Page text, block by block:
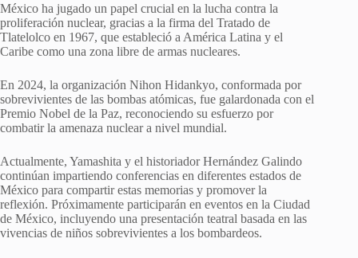
México ha jugado un papel crucial en la lucha contra la
proliferación nuclear, gracias a la firma del Tratado de
Tlatelolco en 1967, que estableció a América Latina y el
Caribe como una zona libre de armas nucleares.
En 2024, la organización Nihon Hidankyo, conformada por
sobrevivientes de las bombas atómicas, fue galardonada con el
Premio Nobel de la Paz, reconociendo su esfuerzo por
combatir la amenaza nuclear a nivel mundial.
Actualmente, Yamashita y el historiador Hernández Galindo
continúan impartiendo conferencias en diferentes estados de
México para compartir estas memorias y promover la
reflexión. Próximamente participarán en eventos en la Ciudad
de México, incluyendo una presentación teatral basada en las
vivencias de niños sobrevivientes a los bombardeos.